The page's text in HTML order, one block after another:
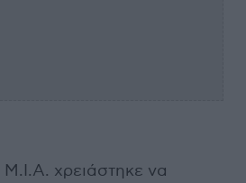
χρειάστηκε να